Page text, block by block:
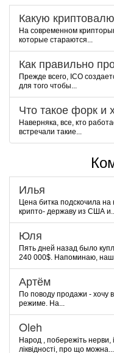
Какую
На современном
которые стараются...
Как правильно
Прежде всего, ICO
для того чтобы...
Что такое форк и
Наверняка, все, кто
встречали такие...
Илья
Цена битка подскочила
крипто- державу из США
Юля
Пять дней назад было
240 000$. Напоминаю,
Артём
По поводу продажи - хочу
режиме. На...
Oleh
Народ , побережіть нерви,
ліквідності, про що можна...